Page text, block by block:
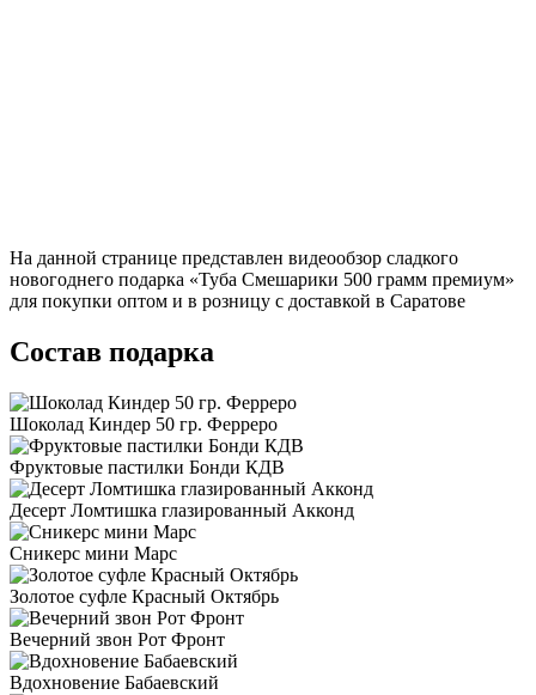
На данной странице представлен видеообзор сладкого
новогоднего подарка «Туба Смешарики 500 грамм премиум»
для покупки оптом и в розницу с доставкой в Саратове
Состав подарка
Шоколад Киндер 50 гр. Ферреро
Фруктовые пастилки Бонди КДВ
Десерт Ломтишка глазированный Акконд
Сникерс мини Марс
Золотое суфле Красный Октябрь
Вечерний звон Рот Фронт
Вдохновение Бабаевский